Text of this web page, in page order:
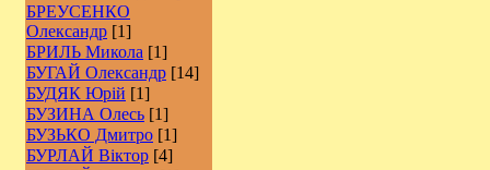
БРЕУСЕНКО
Олександр [1]
БРИЛЬ Микола [1]
БУГАЙ Олександр [14]
БУДЯК Юрій [1]
БУЗИНА Олесь [1]
БУЗЬКО Дмитро [1]
БУРЛАЙ Віктор [4]